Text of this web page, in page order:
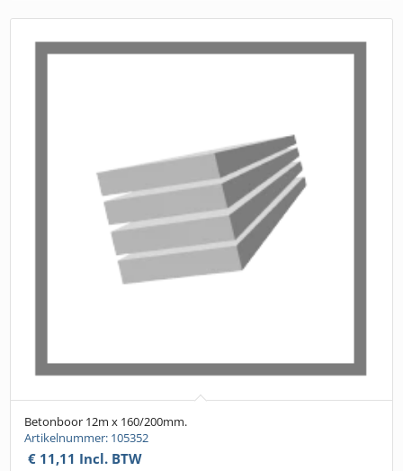
Betonboor 12m x 160/200mm.
Artikelnummer: 105352
€ 11,11 Incl. BTW